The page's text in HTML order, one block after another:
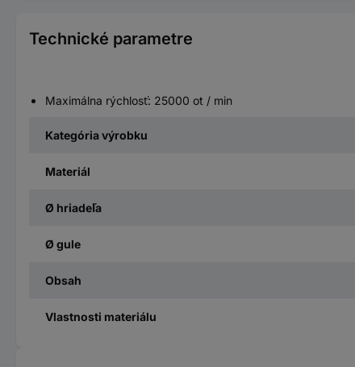
Technické parametre
Maximálna rýchlosť: 25000 ot / min
Kategória výrobku
Materiál
Ø hriadeľa
Ø gule
Obsah
Vlastnosti materiálu